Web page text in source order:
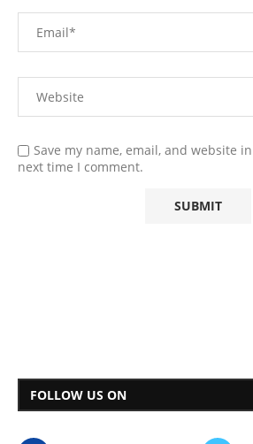
Save my name, email, and website
next time I comment.
FOLLOW US ON